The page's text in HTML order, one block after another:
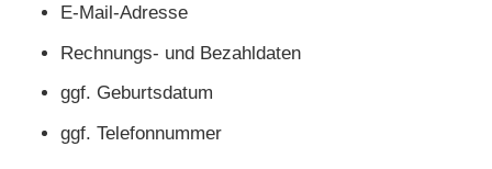
E-Mail-Adresse
Rechnungs- und Bezahldaten
ggf. Geburtsdatum
ggf. Telefonnummer